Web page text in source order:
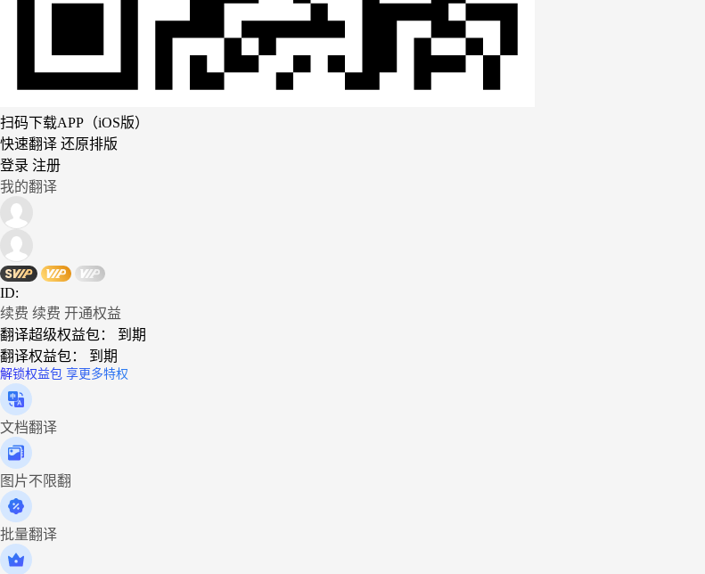
扫码下载APP（iOS版）
快速翻译 还原排版
登录 注册
我的翻译
ID:
续费 续费 开通权益
翻译超级权益包：
到期
翻译权益包：
到期
解锁权益包 享更多特权
文档翻译
图片不限翻
批量翻译